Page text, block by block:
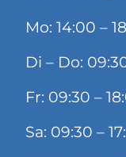
Mo: 14:00 –
Di – Do:
Fr: 09:30 –
Sa: 09:30 –